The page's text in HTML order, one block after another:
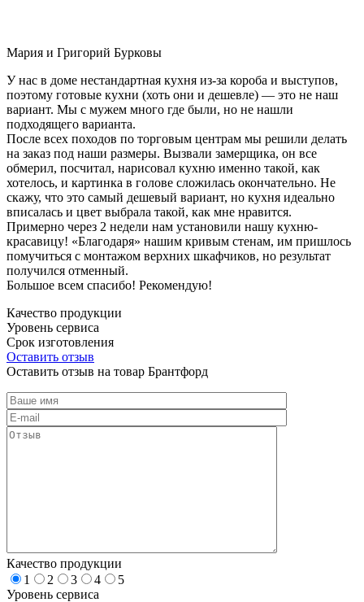
Мария и Григорий Бурковы
У нас в доме нестандартная кухня из-за короба и выступов,
поэтому готовые кухни (хоть они и дешевле) — это не наш
вариант. Мы с мужем много где были, но не нашли
подходящего варианта.
После всех походов по торговым центрам мы решили делать
на заказ под наши размеры. Вызвали замерщика, он все
обмерил, посчитал, нарисовал кухню именно такой, как
хотелось, и картинка в голове сложилась окончательно. Не
скажу, что это самый дешевый вариант, но кухня идеально
вписалась и цвет выбрала такой, как мне нравится.
Примерно через 2 недели нам установили нашу кухню-
красавицу! «Благодаря» нашим кривым стенам, им пришлось
помучиться с монтажом верхних шкафчиков, но результат
получился отменный.
Большое всем спасибо! Рекомендую!
Качество продукции
Уровень сервиса
Срок изготовления
Оставить отзыв
Оставить отзыв на товар Брантфорд
Качество продукции
1
2 3 4
5
Уровень сервиса